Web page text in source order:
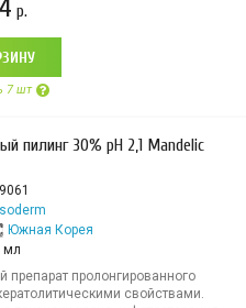
р.
7 шт
пилинг 30% pH 2,1 Mandelic
Южная Корея
мл
препарат пролонгированного
свойствами.